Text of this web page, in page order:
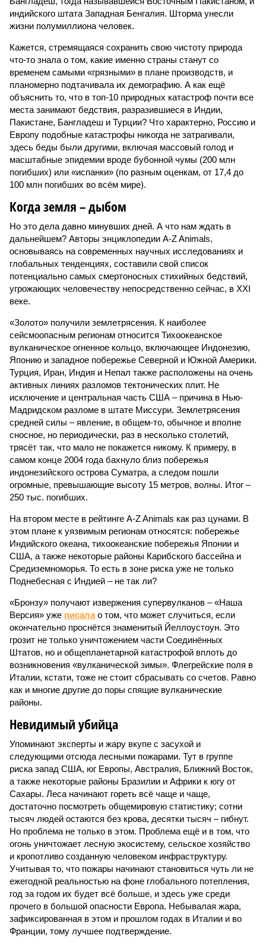
индийского штата Западная Бенгалия. Шторма унесли
жизни полумиллиона человек.
Кажется, стремящаяся сохранить свою чистоту природа
что-то знала о том, какие именно страны станут со
временем самыми «грязными» в плане производств, и
планомерно подтачивала их демографию. А как ещё
объяснить то, что в топ-10 природных катастроф почти все
места занимают бедствия, разразившиеся в Индии,
Пакистане, Бангладеш и Турции? Что характерно, Россию и
Европу подобные катастрофы никогда не затрагивали,
здесь беды были другими, включая массовый голод и
масштабные эпидемии вроде бубонной чумы (200 млн
погибших) или «испанки» (по разным оценкам, от 17,4 до
100 млн погибших во всём мире).
Когда земля – дыбом
Но это дела давно минувших дней. А что нам ждать в
дальнейшем? Авторы энциклопедии A-Z Animals,
основываясь на современных научных исследованиях и
глобальных тенденциях, составили свой список
потенциально самых смертоносных стихийных бедствий,
угрожающих человечеству непосредственно сейчас, в XXI
веке.
«Золото» получили землетрясения. К наиболее
сейсмоопасным регионам относится Тихоокеанское
вулканическое огненное кольцо, включающее Индонезию,
Японию и западное побережье Северной и Южной Америки.
Турция, Иран, Индия и Непал также расположены на очень
активных линиях разломов тектонических плит. Не
исключение и центральная часть США – причина в Нью-
Мадридском разломе в штате Миссури. Землетрясения
средней силы – явление, в общем-то, обычное и вполне
сносное, но периодически, раз в несколько столетий,
трясёт так, что мало не покажется никому. К примеру, в
самом конце 2004 года бахнуло близ побережья
индонезийского острова Суматра, а следом пошли
огромные, превышающие высоту 15 метров, волны. Итог –
250 тыс. погибших.
На втором месте в рейтинге A-Z Animals как раз цунами. В
этом плане к уязвимым регионам относятся: побережье
Индийского океана, тихо­океанские побережья Японии и
США, а также некоторые районы Карибского бассейна и
Средиземноморья. То есть в зоне риска уже не только
Поднебесная с Индией – не так ли?
«Бронзу» получают извержения супервулканов – «Наша
Версия» уже писалао том, что может случиться, если
окончательно проснётся знаменитый Йеллоустоун. Это
грозит не только уничтожением части Соединённых
Штатов, но и общепланетарной катастрофой вплоть до
возникновения «вулканической зимы». Флегрейские поля в
Италии, кстати, тоже не стоит сбрасывать со счетов. Равно
как и многие другие до поры спящие вулканические
районы.
Невидимый убийца
Упоминают эксперты и жару вкупе с засухой и
следующими отсюда лесными пожарами. Тут в группе
риска запад США, юг Европы, Австралия, Ближний Восток,
а также некоторые районы Бразилии и Африки к югу от
Сахары. Леса начинают гореть всё чаще и чаще,
достаточно посмотреть общемировую статистику; сотни
тысяч людей остаются без крова, десятки тысяч – гибнут.
Но проблема не только в этом. Проблема ещё и в том, что
огонь уничтожает лесную экосистему, сельское хозяйство
и кропотливо созданную человеком инфраструктуру.
Учитывая то, что пожары начинают становиться чуть ли не
ежегодной реальностью на фоне глобального потепления,
год за годом их будет всё больше, и здесь уже среди
прочего в большой опасности Европа. Небывалая жара,
зафиксированная в этом и прошлом годах в Италии и во
Франции, тому лучшее подтверждение.